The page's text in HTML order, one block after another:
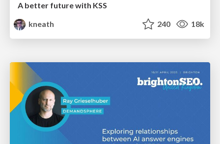
A better future with KSS
kneath
240 18k